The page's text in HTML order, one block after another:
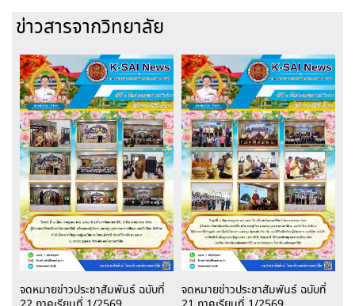
ข่าวสารจากวิทยาลัย
จดหมายข่าวประชาสัมพันธ์ ฉบับที่
จดหมายข่าวประชาสัมพันธ์ ฉบับที่